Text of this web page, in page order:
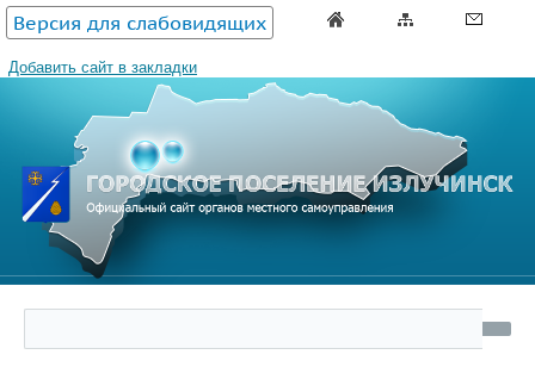
Версия для слабовидящих
Добавить сайт в закладки